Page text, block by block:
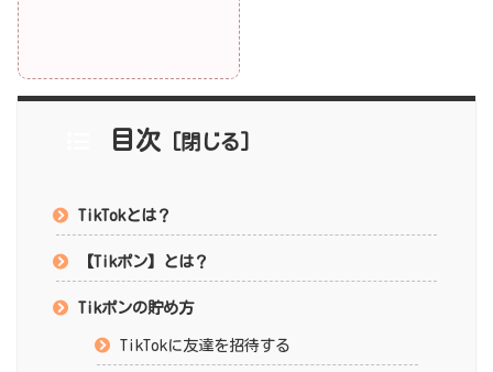
目次
TikTokとは？
【Tikポン】とは？
Tikポンの貯め方
TikTokに友達を招待する